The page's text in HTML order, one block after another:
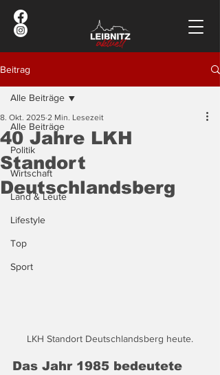
Beitrag
Alle Beiträge
Politik
Wirtschaft
Land & Leute
Lifestyle
Top
Sport
Alle Beiträge
40 Jahre LKH
Standort
Deutschlandsberg
8. Okt. 2025 2 Min. Lesezeit
LKH Standort Deutschlandsberg heute.
Das Jahr 1985 bedeutete